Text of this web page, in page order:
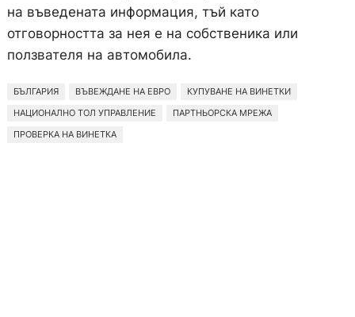
на въведената информация, тъй като
отговорността за нея е на собственика или
ползвателя на автомобила.
БЪЛГАРИЯ ВЪВЕЖДАНЕ НА ЕВРО
КУПУВАНЕ НА ВИНЕТКИ
НАЦИОНАЛНО ТОЛ УПРАВЛЕНИЕ
ПАРТНЬОРСКА МРЕЖА
ПРОВЕРКА НА ВИНЕТКА